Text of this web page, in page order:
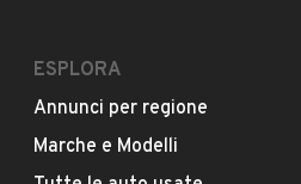
Pubblicità
ESPLORA
Annunci per regione
Marche e Modelli